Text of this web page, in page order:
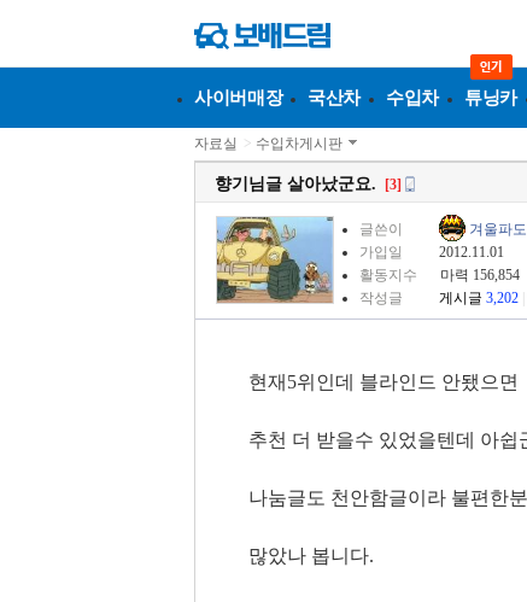
사이버매장 국산차 수입차 튜닝카
자료실 > 수입차게시판
향기님글 살아났군요. [3]
글쓴이
겨울파도
가입일
2012.11.01
활동지수
마력 156,854
작성글
게시글 3,202
현재5위인데 블라인드 안됐으면
추천 더 받을수 있었을텐데 아쉽
나눔글도 천안함글이라 불편한분
많았나 봅니다.